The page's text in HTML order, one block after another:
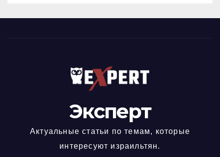
Эксперт
Актуальные статьи по темам, которые
интересуют израильтян.